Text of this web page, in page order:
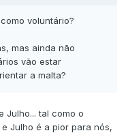
voluntário?
mas ainda não
vão estar
a malta?
Julho... tal como o
Julho é a pior para nós,